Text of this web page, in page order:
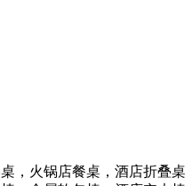
火锅店餐桌，酒店折叠